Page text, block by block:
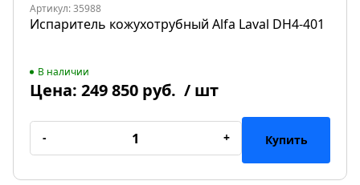
Артикул: 35988
Испаритель кожухотрубный Alfa Laval DH4-401
В наличии
Цена: 249 850 руб. / шт
- + Купить